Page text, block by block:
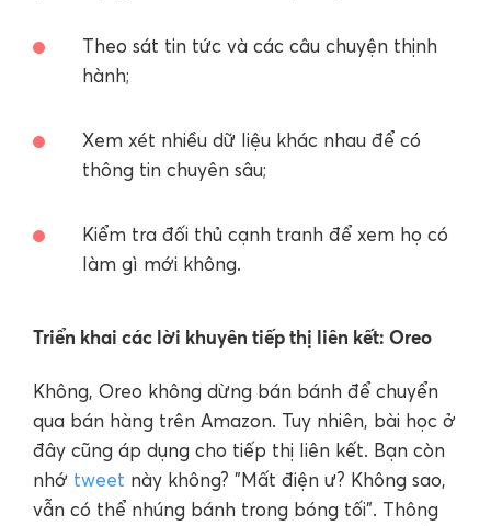
Theo sát tin tức và các câu chuyện thịnh
hành;
Xem xét nhiều dữ liệu khác nhau để có
thông tin chuyên sâu;
Kiểm tra đối thủ cạnh tranh để xem họ có
làm gì mới không.
Triển khai các lời khuyên tiếp thị liên kết: Oreo
Không, Oreo không dừng bán bánh để chuyển
qua bán hàng trên Amazon. Tuy nhiên, bài học ở
đây cũng áp dụng cho tiếp thị liên kết. Bạn còn
nhớ tweet này không? "Mất điện ư? Không sao,
vẫn có thể nhúng bánh trong bóng tối". Thông